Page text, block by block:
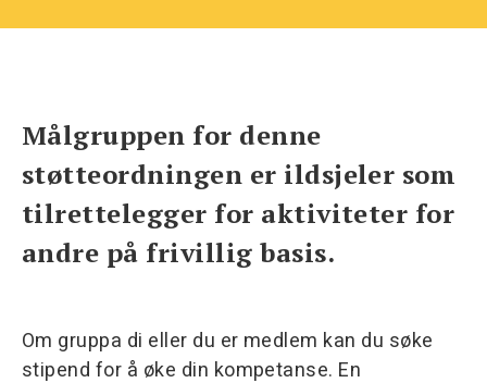
Målgruppen for denne
støtteordningen er ildsjeler som
tilrettelegger for aktiviteter for
andre på frivillig basis.
Om gruppa di eller du er medlem kan du søke
stipend for å øke din kompetanse. En